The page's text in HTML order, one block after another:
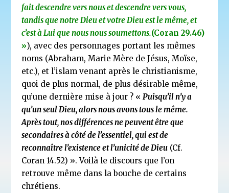
fait descendre vers nous et descendre vers vous,
tandis que notre Dieu et votre Dieu est le même, et
c’est à Lui que nous nous soumettons.(Coran 29.46)
»), avec des personnages portant les mêmes
noms (Abraham, Marie Mère de Jésus, Moïse,
etc.), et l’islam venant après le christianisme,
quoi de plus normal, de plus désirable même,
qu’une dernière mise à jour ? « Puisqu’il n’y a
qu’un seul Dieu, alors nous avons tous le même.
Après tout, nos différences ne peuvent être que
secondaires à côté de l’essentiel, qui est de
reconnaître l’existence et l’unicité de Dieu (Cf.
Coran 14.52) ». Voilà le discours que l’on
retrouve même dans la bouche de certains
chrétiens.